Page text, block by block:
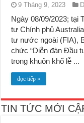
9 Tháng 9, 2023
Ngày 08/09/2023; tại
tư Chính phủ
tư nước ngoài (FIA),
chức “Diễn đàn Đầu
trong khuôn khổ lễ ...
đọc tiếp »
TIN TỨC MỚI